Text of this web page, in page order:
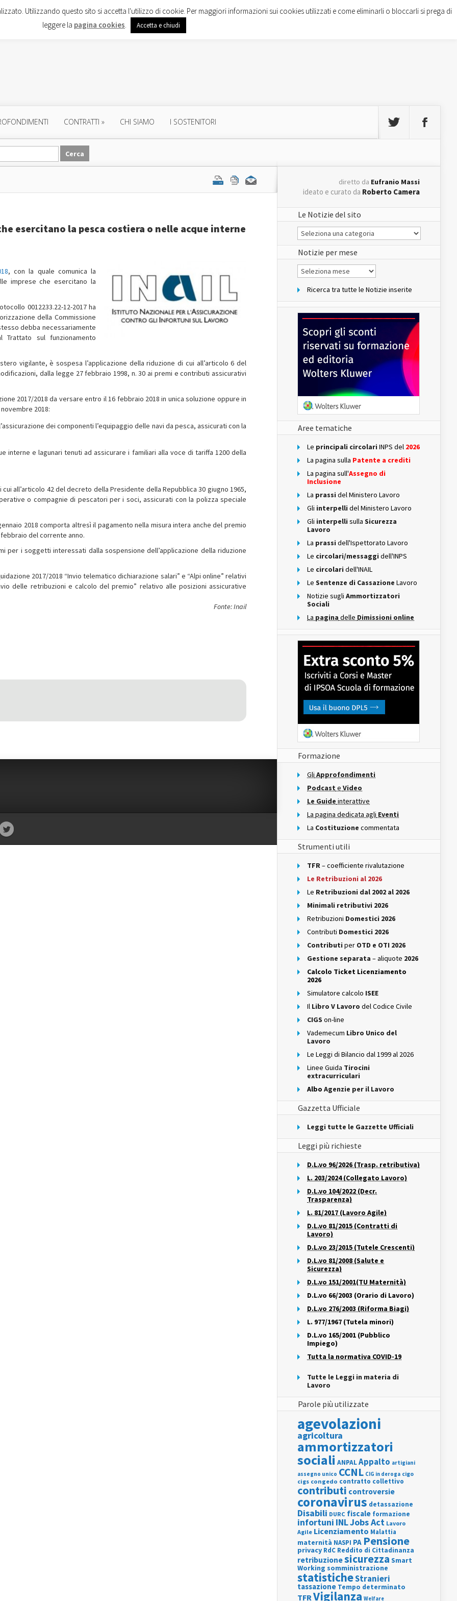
CONTRATTI » CHI SIAMO I SOSTENITORI
esercitano la pesca costiera o nelle acque interne
, con la quale comunica la
imprese che esercitano la
0012233.22-12-2017 ha
della Commissione
debba necessariamente
sul funzionamento
vigilante, è sospesa l’applicazione della riduzione di cui all’articolo 6 del
dalla legge 27 febbraio 1998, n. 30 ai premi e contributi assicurativi
2017/2018 da versare entro il 16 febbraio 2018 in unica soluzione oppure in
2018:
dei componenti l’equipaggio delle navi da pesca, assicurati con la
interne e lagunari tenuti ad assicurare i familiari alla voce di tariffa 1200 della
all’articolo 42 del decreto della Presidente della Repubblica 30 giugno 1965,
o compagnie di pescatori per i soci, assicurati con la polizza speciale
2018 comporta altresì il pagamento nella misura intera anche del premio
del corrente anno.
per i soggetti interessati dalla sospensione dell’applicazione della riduzione
2017/2018 “Invio telematico dichiarazione salari” e “Alpi online” relativi
delle retribuzioni e calcolo del premio” relativo alle posizioni assicurative
Fonte: Inail
diretto da Eufranio Massi
ideato e curato da Roberto Camera
Le Notizie del sito
Le
Notizie
del
sito
Notizie per mese
Notizie
per
Ricerca tra tutte le Notizie inserite
Aree tematiche
Le principali circolari INPS del 2026
La pagina sulla Patente a crediti
La pagina sull'Assegno di
Inclusione
La prassi del Ministero Lavoro
Gli interpelli del Ministero Lavoro
Gli interpelli sulla Sicurezza
Lavoro
La prassi dell'Ispettorato Lavoro
Le circolari/messaggi dell'INPS
Le circolari dell'INAIL
Le Sentenze di Cassazione Lavoro
Notizie sugli Ammortizzatori
Sociali
La pagina delle Dimissioni online
Formazione
Gli Approfondimenti
Podcast e Video
Le Guide interattive
La pagina dedicata agli Eventi
La Costituzione commentata
Strumenti utili
TFR– coefficiente rivalutazione
Le Retribuzioni al 2026
Le Retribuzioni dal 2002 al 2026
Minimali retributivi 2026
Retribuzioni Domestici 2026
Contributi Domestici 2026
Contributi per OTD e OTI 2026
Gestione separata – aliquote 2026
Calcolo Ticket Licenziamento
2026
Simulatore calcolo ISEE
Il Libro V Lavoro del Codice Civile
CIGS on-line
Vademecum Libro Unico del
Lavoro
Le Leggi di Bilancio dal 1999 al 2026
Linee Guida Tirocini
extracurriculari
Albo Agenzie per il Lavoro
Gazzetta Ufficiale
Leggi tutte le Gazzette Ufficiali
Leggi più richieste
D.L.vo 96/2026 (Trasp. retributiva)
L. 203/2024 (Collegato Lavoro)
D.L.vo 104/2022 (Decr.
Trasparenza)
L. 81/2017 (Lavoro Agile)
D.L.vo 81/2015 (Contratti di
Lavoro)
D.L.vo 23/2015 (Tutele Crescenti)
D.L.vo 81/2008 (Salute e
Sicurezza)
D.L.vo 151/2001(TU Maternità)
D.L.vo 66/2003 (Orario di Lavoro)
D.L.vo 276/2003 (Riforma Biagi)
L. 977/1967 (Tutela minori)
D.L.vo 165/2001 (Pubblico
Impiego)
Tutta la normativa COVID-19
Tutte le Leggi in materia di
Lavoro
Parole più utilizzate
agevolazioni
agricoltura
ammortizzatori
sociali ANPALAppalto artigiani
assegno unico CCNL CIG in deroga cigo
cigs congedo contratto collettivo
contributi controversie
coronavirus detassazione
Disabili DURC fiscale formazione
infortuni INLJobs Act Lavoro
Agile Licenziamento Malattia
maternità NASPI PA Pensione
privacy RdC Reddito di Cittadinanza
retribuzionesicurezza Smart
Working somministrazione
statisticheStranieri
tassazione Tempo determinato
TFRVigilanza Welfare
Utilizzando questo sito si accetta l'utilizzo di cookie. Per maggiori informazioni sui cookies utilizzati e come eliminarli o bloccarli si prega di
leggere la pagina cookies. Accetta e chiudi